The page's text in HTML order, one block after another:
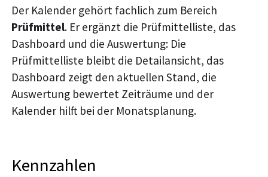
Der Kalender gehört fachlich zum Bereich
Prüfmittel. Er ergänzt die Prüfmittelliste, das
Dashboard und die Auswertung: Die
Prüfmittelliste bleibt die Detailansicht, das
Dashboard zeigt den aktuellen Stand, die
Auswertung bewertet Zeiträume und der
Kalender hilft bei der Monatsplanung.
Kennzahlen